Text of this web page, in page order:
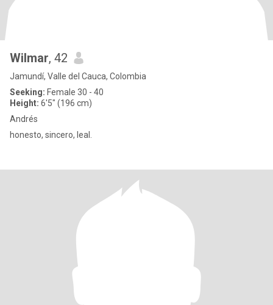
Wilmar, 42
Jamundí, Valle del Cauca, Colombia
Seeking: Female 30 - 40
Height: 6'5" (196 cm)
Andrés
honesto, sincero, leal.